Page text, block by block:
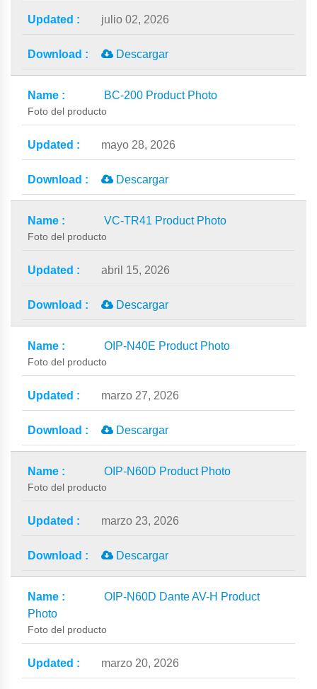
julio 02, 2026
Descargar
BC-200 Product Photo
Foto del producto
mayo 28, 2026
Descargar
VC-TR41 Product Photo
Foto del producto
abril 15, 2026
Descargar
OIP-N40E Product Photo
Foto del producto
marzo 27, 2026
Descargar
OIP-N60D Product Photo
Foto del producto
marzo 23, 2026
Descargar
OIP-N60D Dante AV-H Product
Photo
Foto del producto
marzo 20, 2026